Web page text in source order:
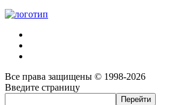
Все права защищены © 1998-2026
Введите страницу